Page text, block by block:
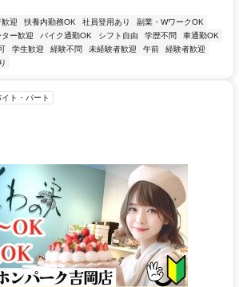
迎 扶養内勤務OK 社員登用あり
副業・WワークOK
ター歓迎 バイク通勤OK シフト自由 学歴不問
車通勤OK
学生歓迎 経験不問 未経験者歓迎 午前
経験者歓迎
イト・パート